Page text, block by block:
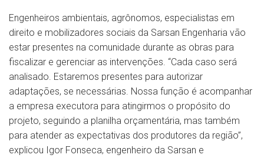
Engenheiros ambientais, agrônomos, especialistas em
direito e mobilizadores sociais da Sarsan Engenharia vão
estar presentes na comunidade durante as obras para
fiscalizar e gerenciar as intervenções. “Cada caso será
analisado. Estaremos presentes para autorizar
adaptações, se necessárias. Nossa função é acompanhar
a empresa executora para atingirmos o propósito do
projeto, seguindo a planilha orçamentária, mas também
para atender as expectativas dos produtores da região”,
explicou Igor Fonseca, engenheiro da Sarsan e